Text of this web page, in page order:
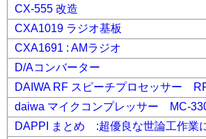
CX-555 改造
CXA1019 ラジオ基板
CXA1691 : AMラジオ
D/Aコンバーター
DAIWA RF スピーチプロセッサー
daiwa マイクコンプレッサー MC-330
DAPPI まとめ :超優良な世論工作業